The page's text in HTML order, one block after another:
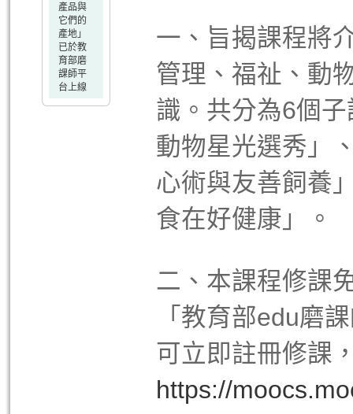
產品與
它們的
產地」
已於教
育部磨
課師平
台上線
一、旨揭課程將
管理、福祉、動
識。共分為6個
動物星光選秀」
心術與友善飼養
食在好健康」。
二、本課程修課
「教育部edu磨
可立即註冊修課
https://